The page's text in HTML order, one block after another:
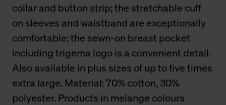
collar and button strip; the stretchable cuff
on sleeves and waistband are exceptionally
comfortable; the sewn-on breast pocket
including trigema logo is a convenient detail.
Also available in plus sizes of up to five times
extra large. Material: 70% cotton, 30%
polyester. Products in melange colours